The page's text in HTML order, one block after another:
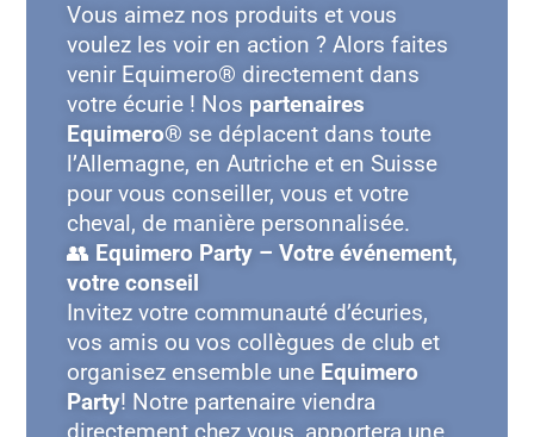
Vous aimez nos produits et vous
voulez les voir en action ? Alors faites
venir Equimero® directement dans
votre écurie ! Nos partenaires
Equimero® se déplacent dans toute
l’Allemagne, en Autriche et en Suisse
pour vous conseiller, vous et votre
cheval, de manière personnalisée.
👥 Equimero Party – Votre événement,
votre conseil
Invitez votre communauté d’écuries,
vos amis ou vos collègues de club et
organisez ensemble une Equimero
Party! Notre partenaire viendra